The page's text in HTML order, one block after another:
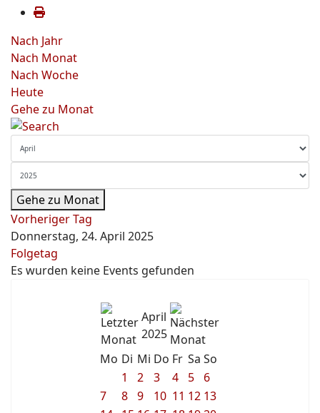
Nach Jahr
Nach Monat
Nach Woche
Heute
Gehe zu Monat
Gehe zu Monat
Vorheriger Tag
Donnerstag, 24. April 2025
Folgetag
Es wurden keine Events gefunden
April
2025
Mo Di Mi Do Fr Sa So
1
2 3 4 5
6
7
8 9 10 11 12 13